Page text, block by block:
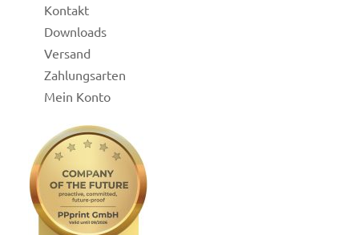
Kontakt
Downloads
Versand
Zahlungsarten
Mein Konto